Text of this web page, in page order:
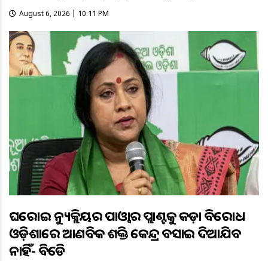
August 6, 2026 | 10:11 PM
ଘରୋଇ ନ୍ୟୁକ୍ଲିୟର ପାଓ୍ବାର ପ୍ଲାଣ୍ଟକୁ କଡ଼ା ବିରୋଧ
ଓଡ଼ିଶାରେ ଆଣବିକ ଶକ୍ତି କେନ୍ଦ୍ର ବସାଇ ଦିଆଯିବ
ନାହିଁ- ବିଜେଡି